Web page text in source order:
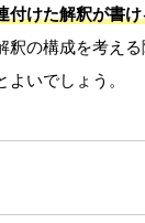
付けた解釈が書
釈の構成を考え
いでしょう。